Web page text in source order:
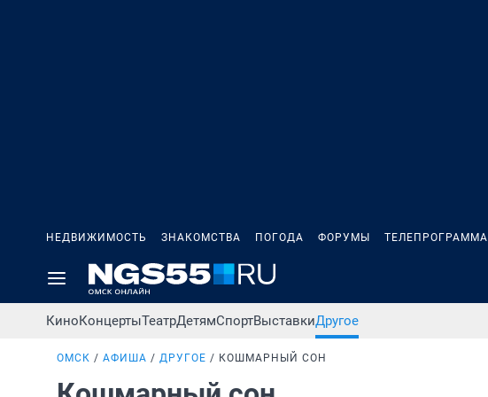
НЕДВИЖИМОСТЬ ЗНАКОМСТВА ПОГОДА ФОРУМЫ ТЕЛЕПРОГРАММА
КиноКонцертыТеатрДетямСпортВыставкиДругое
ОМСК АФИША ДРУГОЕ КОШМАРНЫЙ СОН